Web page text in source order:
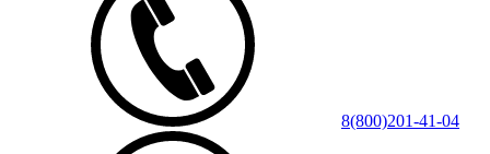
8(800)201-41-04